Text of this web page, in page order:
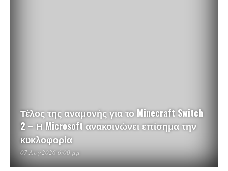
Τέλος της αναμονής για το Minecraft Switch
2 – Η Microsoft ανακοινώνει επίσημα την
κυκλοφορία
07 Αυγ 2026 6:00 μμ